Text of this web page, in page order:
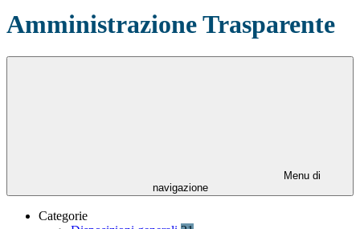
Amministrazione Trasparente
Menu di
navigazione
Categorie